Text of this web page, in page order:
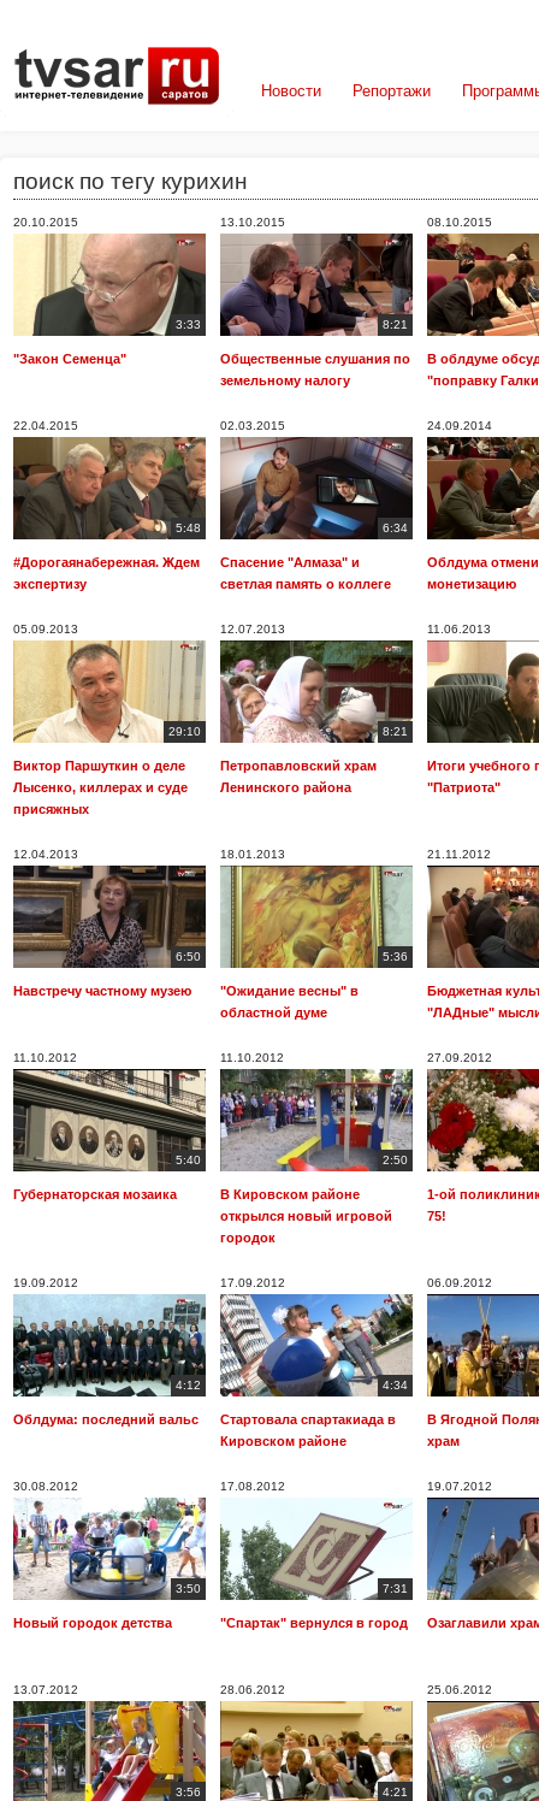
Новости Репортажи
поиск по тегу курихин
20.10.2015
3:33
"Закон Семенца"
13.10.2015
8:21
Общественные слушания по
земельному налогу
08.10.2015
В облдуме
"поправку
22.04.2015
5:48
#Дорогаянабережная. Ждем
экспертизу
02.03.2015
6:34
Спасение "Алмаза" и
светлая память о коллеге
24.09.2014
Облдума
монетизацию
05.09.2013
29:10
Виктор Паршуткин о деле
Лысенко, киллерах и суде
присяжных
12.07.2013
8:21
Петропавловский храм
Ленинского района
11.06.2013
Итоги учебного
"Патриота"
12.04.2013
6:50
Навстречу частному музею
18.01.2013
5:36
"Ожидание весны" в
областной думе
21.11.2012
Бюджетная
"ЛАДные"
11.10.2012
5:40
Губернаторская мозаика
11.10.2012
2:50
В Кировском районе
открылся новый игровой
городок
27.09.2012
1-ой
75!
19.09.2012
4:12
Облдума: последний вальс
17.09.2012
4:34
Стартовала спартакиада в
Кировском районе
06.09.2012
В Ягодной
храм
30.08.2012
3:50
Новый городок детства
17.08.2012
7:31
"Спартак" вернулся в город
19.07.2012
Озаглавили
13.07.2012
3:56
28.06.2012
4:21
25.06.2012